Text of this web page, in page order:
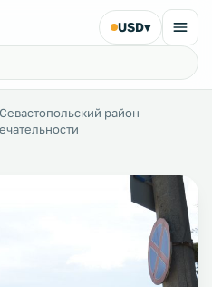
USD▾
Севастопольский район